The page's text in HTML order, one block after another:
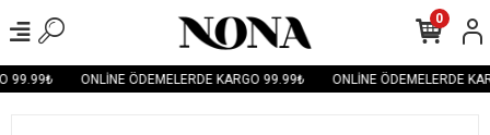
99.99₺ ONLİNE ÖDEMELERDE KARGO 99.99₺ ONLİNE ÖDEMELERDE
0